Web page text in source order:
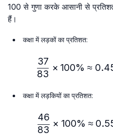
100 से गुणा करके आसानी से
हैं।
कक्षा में लड़कों का प्रतिशत:
83
37
× 100% ≈
कक्षा में लड़कियों का प्रतिशत:
83
46
× 100% ≈